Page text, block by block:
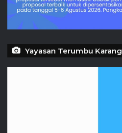
Yayasan Terumbu Karang